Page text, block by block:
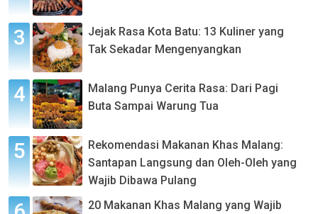
Jejak Rasa Kota Batu: 13 Kuliner yang
Tak Sekadar Mengenyangkan
Malang Punya Cerita Rasa: Dari Pagi
Buta Sampai Warung Tua
Rekomendasi Makanan Khas Malang:
Santapan Langsung dan Oleh-Oleh yang
Wajib Dibawa Pulang
20 Makanan Khas Malang yang Wajib